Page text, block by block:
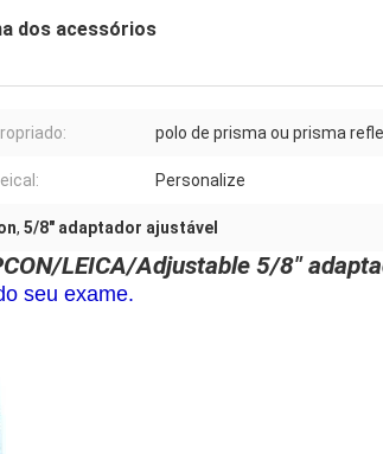
dos acessórios
polo de prisma ou prisma
Personalize
, 5/8" adaptador ajustável
LEICA/Adjustable 5/8"
seu exame.